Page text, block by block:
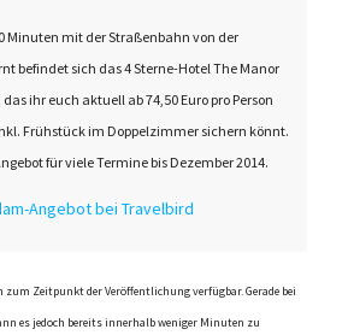
Minuten mit der Straßenbahn von der
befindet sich das 4 Sterne-Hotel The Manor
ihr euch aktuell ab 74,50 Euro pro Person
Frühstück im Doppelzimmer sichern könnt.
für viele Termine bis Dezember 2014.
Angebot bei Travelbird
zum Zeitpunkt der Veröffentlichung verfügbar. Gerade bei
es jedoch bereits innerhalb weniger Minuten zu